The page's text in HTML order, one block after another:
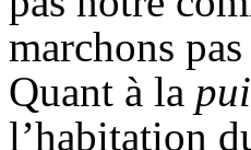
marchons
Quant à la
l’habitation